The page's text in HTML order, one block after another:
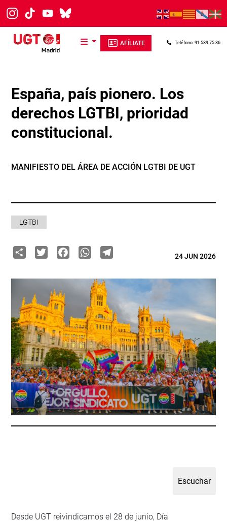
Pasar al contenido principal
AFÍLIATE Teléfono: 91 589 75 36
España, país pionero. Los
derechos LGTBI, prioridad
constitucional.
MANIFIESTO DEL ÁREA DE ACCIÓN LGTBI DE UGT
LGTBI
ShareTwitterFacebook
WhatsApp
Telegram24 JUN 2026
Desde UGT reivindicamos el 28 de junio, Día